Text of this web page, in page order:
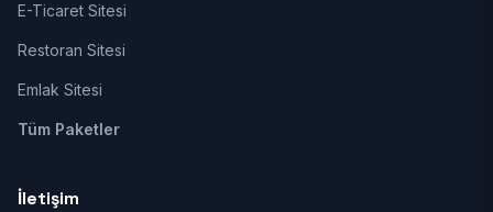
E-Ticaret Sitesi
Restoran Sitesi
Emlak Sitesi
Tüm Paketler
İletişim